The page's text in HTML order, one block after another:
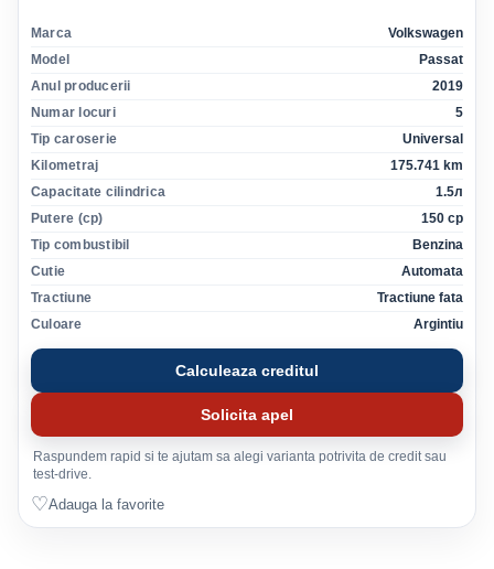
Marca
Volkswagen
Model
Passat
Anul producerii
2019
Numar locuri
5
Tip caroserie
Universal
Kilometraj
175.741 km
Capacitate cilindrica
1.5л
Putere (cp)
150 cp
Tip combustibil
Benzina
Cutie
Automata
Tractiune
Tractiune fata
Culoare
Argintiu
Calculeaza creditul
Solicita apel
Raspundem rapid si te ajutam sa alegi varianta potrivita de credit sau
test-drive.
♡Adauga la favorite